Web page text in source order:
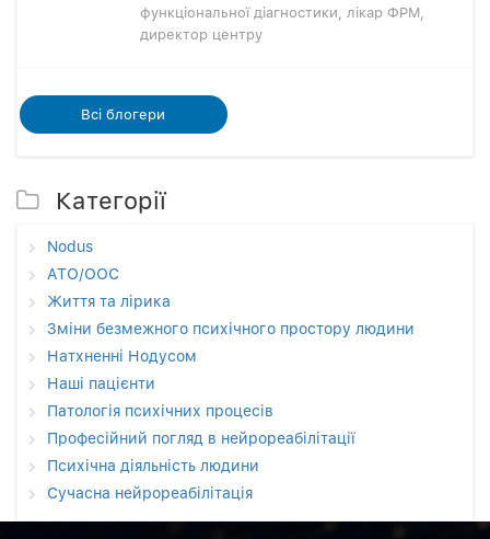
функціональної діагностики, лікар ФРМ,
директор центру
Всi блогери
Категорії
Nodus
АТО/ООС
Життя та лірика
Зміни безмежного психічного простору людини
Натхненні Нодусом
Наші пацієнти
Патологія психічних процесів
Професійний погляд в нейрореабілітації
Психічна діяльність людини
Сучасна нейрореабілітація